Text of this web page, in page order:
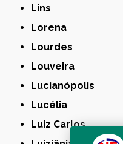
Lins
Lorena
Lourdes
Louveira
Lucianópolis
Lucélia
Luiz Carlos